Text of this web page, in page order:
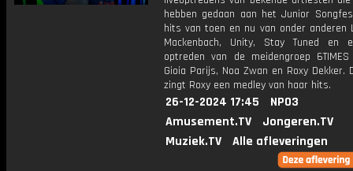
hebben gedaan aan het Junior
hits van toen en nu van onder anderen
Mackenbach, Unity, Stay Tuned en
optreden van de meidengroep
Gioia Parijs, Noa Zwan en Roxy Dekker.
zingt Roxy een medley van haar hits.
26-12-2024 17:45
NPO3
Amusement.TV
Jongeren.TV
Muziek.TV
Alle afleveringen